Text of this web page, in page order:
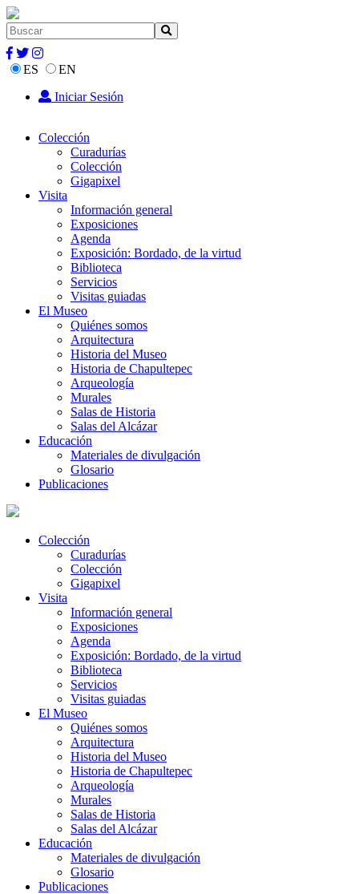
ES
EN
Iniciar Sesión
Colección
Curadurías
Colección
Gigapixel
Visita
Información general
Exposiciones
Agenda
Exposición: Bordado, de la virtud
Biblioteca
Servicios
Visitas guiadas
El Museo
Quiénes somos
Arquitectura
Historia del Museo
Historia de Chapultepec
Arqueología
Murales
Salas de Historia
Salas del Alcázar
Educación
Materiales de divulgación
Glosario
Publicaciones
Colección
Curadurías
Colección
Gigapixel
Visita
Información general
Exposiciones
Agenda
Exposición: Bordado, de la virtud
Biblioteca
Servicios
Visitas guiadas
El Museo
Quiénes somos
Arquitectura
Historia del Museo
Historia de Chapultepec
Arqueología
Murales
Salas de Historia
Salas del Alcázar
Educación
Materiales de divulgación
Glosario
Publicaciones